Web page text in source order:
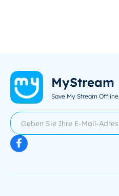
MyStream
Save My Stream Offline